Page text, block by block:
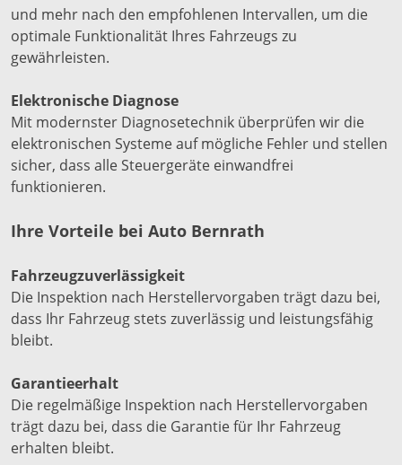
und mehr nach den empfohlenen Intervallen, um die
optimale Funktionalität Ihres Fahrzeugs zu
gewährleisten.
Elektronische Diagnose
Mit modernster Diagnosetechnik überprüfen wir die
elektronischen Systeme auf mögliche Fehler und stellen
sicher, dass alle Steuergeräte einwandfrei
funktionieren.
Ihre Vorteile bei Auto Bernrath
Fahrzeugzuverlässigkeit
Die Inspektion nach Herstellervorgaben trägt dazu bei,
dass Ihr Fahrzeug stets zuverlässig und leistungsfähig
bleibt.
Garantieerhalt
Die regelmäßige Inspektion nach Herstellervorgaben
trägt dazu bei, dass die Garantie für Ihr Fahrzeug
erhalten bleibt.